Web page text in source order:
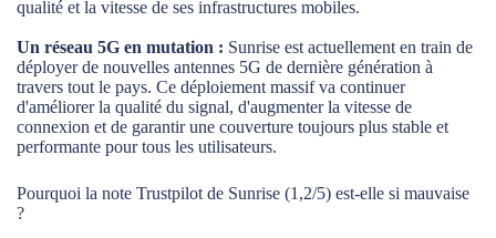
qualité et la vitesse de ses infrastructures mobiles.
Un réseau 5G en mutation : Sunrise est actuellement en train de
déployer de nouvelles antennes 5G de dernière génération à
travers tout le pays. Ce déploiement massif va continuer
d'améliorer la qualité du signal, d'augmenter la vitesse de
connexion et de garantir une couverture toujours plus stable et
performante pour tous les utilisateurs.
Pourquoi la note Trustpilot de Sunrise (1,2/5) est-elle si mauvaise
?